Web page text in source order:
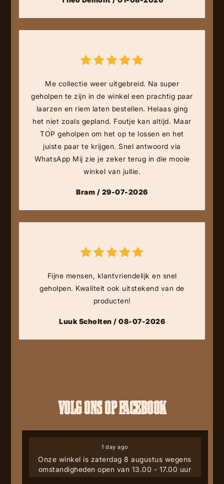
Me collectie weer uitgebreid. Na super
geholpen te zijn in de winkel een prachtig paar
laarzen en riem laten bestellen. Helaas ging
het niet zoals gepland. Foutje kan altijd. Maar
TOP geholpen om het op te lossen en het
juiste paar te krijgen. Snel antwoord via
WhatsApp Mij zie je zeker terug in die mooie
winkel van jullie.
Bram / 29-07-2026
Fijne mensen, klantvriendelijk en snel
geholpen. Kwaliteit ook uitstekend van de
producten!
Luuk Scholten / 08-07-2026
VOLG ONS OP FACEBOOK
Onze winkel is zaterdag 8 augustus wegens
omstandigheden open van 13.00 - 17.00 uur
1 day ago